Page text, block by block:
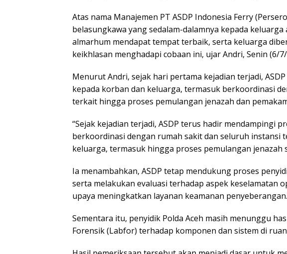
Atas nama Manajemen PT ASDP Indonesia Ferry
belasungkawa yang sedalam-dalamnya kepada
almarhum mendapat tempat terbaik, serta keluarga
keikhlasan menghadapi cobaan ini, ujar Andri, Senin (6/
Menurut Andri, sejak hari pertama kejadian terjadi,
kepada korban dan keluarga, termasuk berkoordinasi
terkait hingga proses pemulangan jenazah dan
“Sejak kejadian terjadi, ASDP terus hadir mendampingi
berkoordinasi dengan rumah sakit dan seluruh instansi
keluarga, termasuk hingga proses pemulangan jenazah
Ia menambahkan, ASDP tetap mendukung proses
serta melakukan evaluasi terhadap aspek keselamatan
upaya meningkatkan layanan keamanan penyeberangan.
Sementara itu, penyidik ​​Polda Aceh masih menunggu
Forensik (Labfor) terhadap komponen dan sistem di